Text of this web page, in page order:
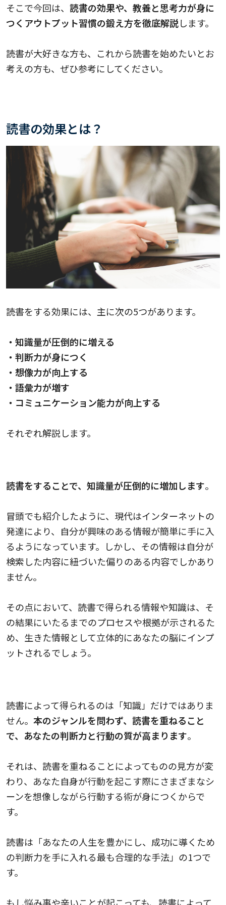
そこで今回は、 読書の効果や、教養と思考力が身に
つくアウトプット習慣の鍛え方を徹底解説します。
読書が大好きな方も、これから読書を始めたいとお
考えの方も、ぜひ参考にしてください。
読書の効果とは？
読書をする効果には、主に次の5つがあります。
・知識量が圧倒的に増える
・判断力が身につく
・想像力が向上する
・語彙力が増す
・コミュニケーション能力が向上する
それぞれ解説します。
読書をすることで、知識量が圧倒的に増加します。
冒頭でも紹介したように、現代はインターネットの
発達により、自分が興味のある情報が簡単に手に入
るようになっています。しかし、その情報は自分が
検索した内容に紐づいた偏りのある内容でしかあり
ません。
その点において、読書で得られる情報や知識は、そ
の結果にいたるまでのプロセスや根拠が示されるた
め、生きた情報として立体的にあなたの脳にインプ
ットされるでしょう。
読書によって得られるのは「知識」だけではありま
せん。 本のジャンルを問わず、読書を重ねること
で、あなたの判断力と行動の質が高まります。
それは、読書を重ねることによってものの見方が変
わり、あなた自身が行動を起こす際にさまざまなシ
ーンを想像しながら行動する術が身につくからで
す。
読書は「あなたの人生を豊かにし、成功に導くため
の判断力を手に入れる最も合理的な手法」の1つで
す。